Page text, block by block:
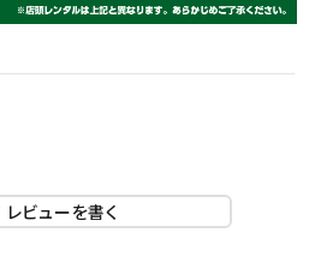
レビューを書く